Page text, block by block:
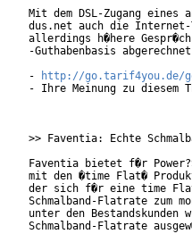
Mit dem DSL-Zugang
dus.net auch die Internet-
allerdings h�here
-Guthabenbasis
-
http://go.tarif4you.de/
- Ihre Meinung zu diesem
>> Faventia: Echte
Faventia bietet f�r
mit den �time Flat�
der sich f�r eine time Flat
Schmalband-Flatrate zum
unter den
Schmalband-Flatrate